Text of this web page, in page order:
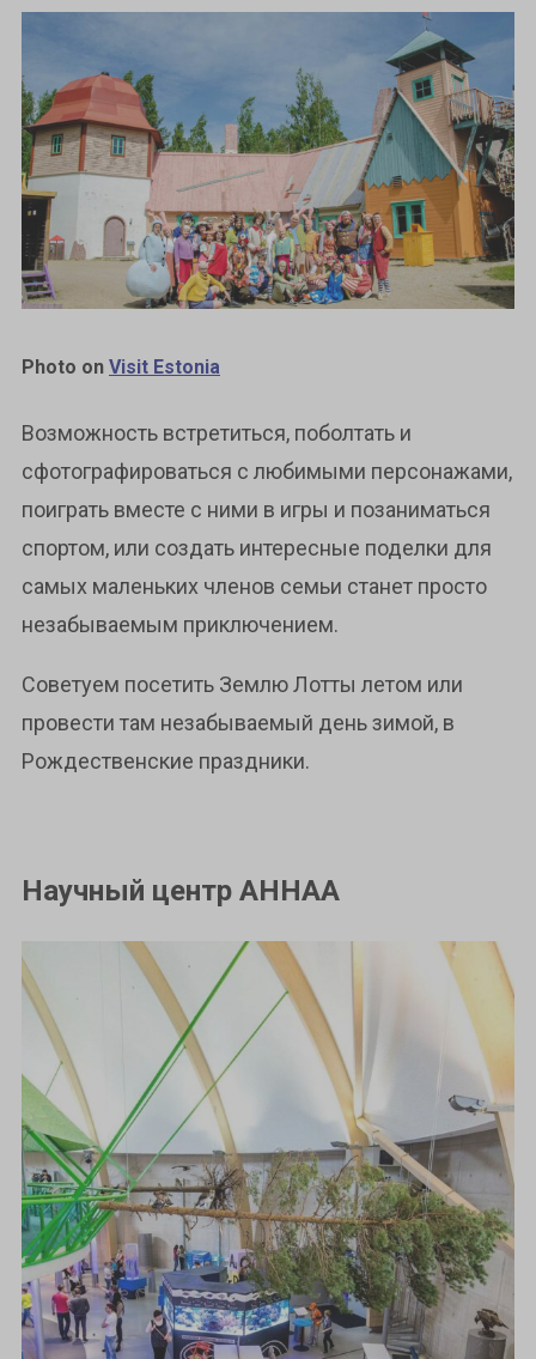
Photo on Visit Estonia
Возможность встретиться, поболтать и
сфотографироваться с любимыми персонажами,
поиграть вместе с ними в игры и позаниматься
спортом, или создать интересные поделки для
самых маленьких членов семьи станет просто
незабываемым приключением.
Советуем посетить Землю Лотты летом или
провести там незабываемый день зимой, в
Рождественские праздники.
Научный центр AHHAA